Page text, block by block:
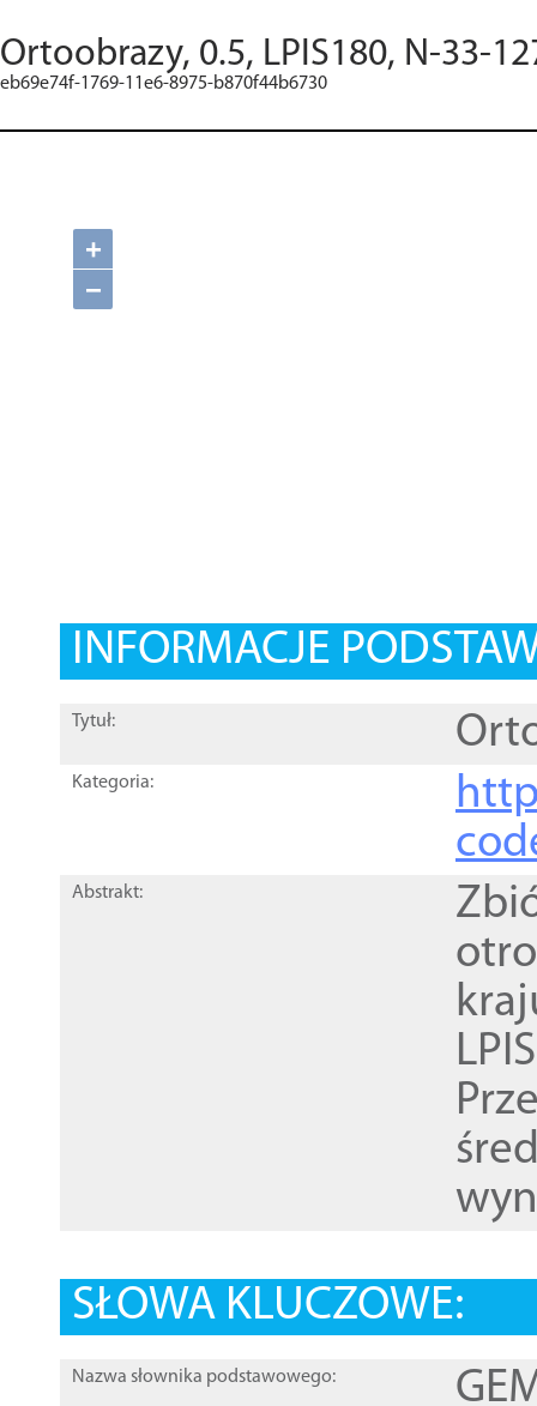
Ortoobrazy, 0.5, LPIS180, N-33-
eb69e74f-1769-11e6-8975-b870f44b6730
+
−
INFORMACJE
Tytuł:
Kategoria:
Abstrakt:
SŁOWA KLUCZOWE:
Nazwa słownika podstawowego: